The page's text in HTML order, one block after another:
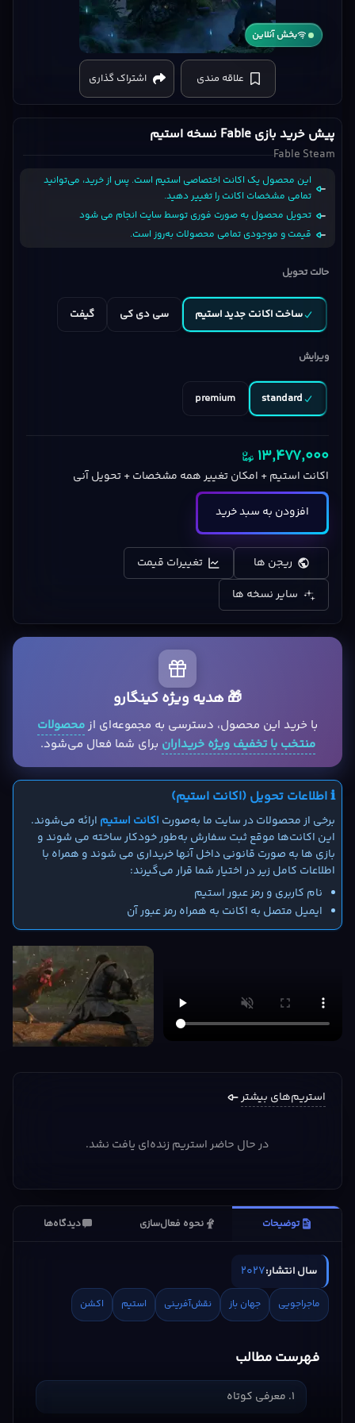
بخش آنلاین
علاقه مندی اشتراک گذاری
پیش خرید بازی Fable نسخه استیم
Fable Steam
این محصول یک اکانت اختصاصی استیم است. پس از خرید، می‌توانید
تمامی مشخصات اکانت را تغییر دهید.
تحویل محصول به صورت فوری توسط سایت انجام می شود
قیمت و موجودی تمامی محصولات به‌روز است.
حالت تحویل
ساخت اکانت جدید استیم سی دی کی گیفت
ویرایش
standard
premium
13,477,000
اکانت استیم + امکان تغییر همه مشخصات + تحویل آنی
افزودن به سبد خرید
ریجن ها
تغییرات قیمت
سایر نسخه ها
🎁 هدیه ویژه کینگارو
با خرید این محصول، دسترسی به مجموعه‌ای ازمحصولات
منتخب با تخفیف ویژه خریداران برای شما فعال می‌شود.
ℹ️ اطلاعات تحویل (اکانت استیم)
برخی از محصولات در سایت ما به‌صورت اکانت استیم ارائه می‌شوند.
این اکانت‌ها موقع ثبت سفارش به‌طور خودکار ساخته می شوند و
بازی ها به صورت قانونی داخل آنها خریداری می شوند و همراه با
اطلاعات کامل زیر در اختیار شما قرار می‌گیرند:
نام کاربری و رمز عبور استیم
ایمیل متصل به اکانت به همراه رمز عبور آن
استریم‌های بیشتر
در حال حاضر استریم زنده‌ای یافت نشد.
توضیحات نحوه فعال‌سازی دیدگاه‌ها
سال انتشار:2027
ماجراجویی جهان باز نقش‌آفرینی استیم اکشن
فهرست مطالب
1. معرفی کوتاه